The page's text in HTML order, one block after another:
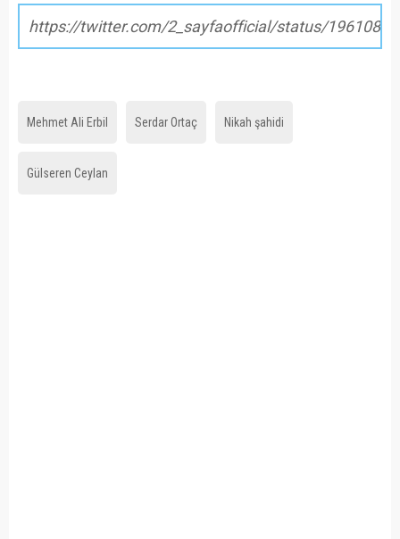
https://twitter.com/2_sayfaofficial/status/
Mehmet Ali Erbil Serdar Ortaç Nikah şahidi
Gülseren Ceylan